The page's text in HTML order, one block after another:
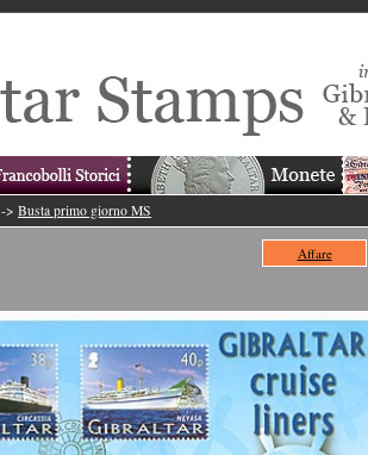
-> Busta primo giorno MS
Affare